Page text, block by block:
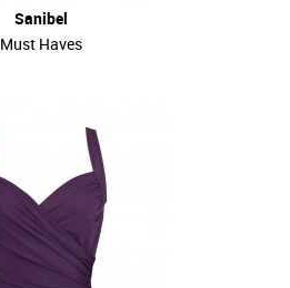
Sanibel
Must Haves